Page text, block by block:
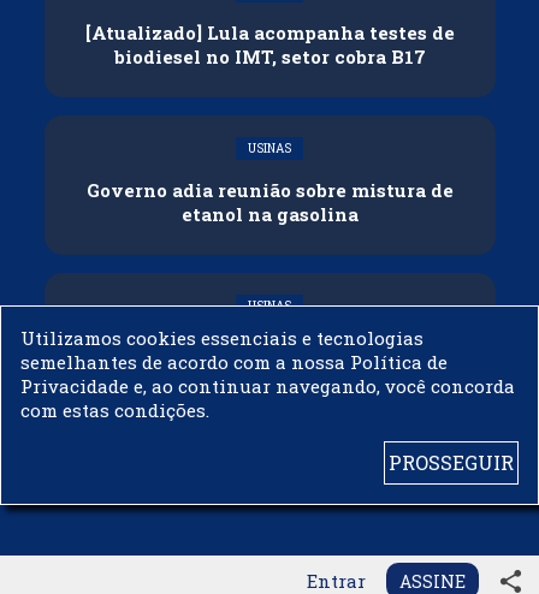
Entrar ASSINE share
[Atualizado] Lula acompanha testes de
biodiesel no IMT, setor cobra B17
USINAS
Governo adia reunião sobre mistura de
etanol na gasolina
USINAS
CNPE veda importação de biodiesel
Utilizamos cookies essenciais e tecnologias
semelhantes de acordo com a nossa Política de
Privacidade e, ao continuar navegando, você concorda
com estas condições.
PROSSEGUIR